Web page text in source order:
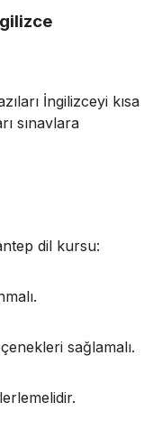
İngilizceyi kısa
sınavlara
dil kursu:
sağlamalı.